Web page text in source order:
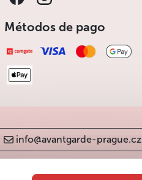
Métodos de pago
info@avantgarde-prague.cz